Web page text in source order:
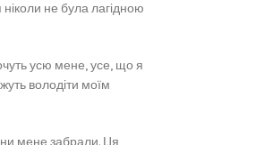
не була лагідною
усю мене, усе, що я
володіти моїм
мене забрали. Ця